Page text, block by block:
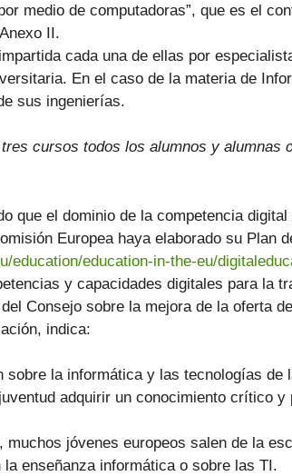
medio de computadoras”, que es el
II.
cada una de ellas por
En el caso de la materia de
sus ingenierías.
cursos todos los alumnos y alumnas
que el dominio de la competencia
Europea haya elaborado su Plan
education/education-in-the-eu/
y capacidades digitales para la
Consejo sobre la mejora de la oferta
indica:
sobre la informática y las tecnologías
adquirir un conocimiento crítico
muchos jóvenes europeos salen de la
la enseñanza informática o sobre las TI.